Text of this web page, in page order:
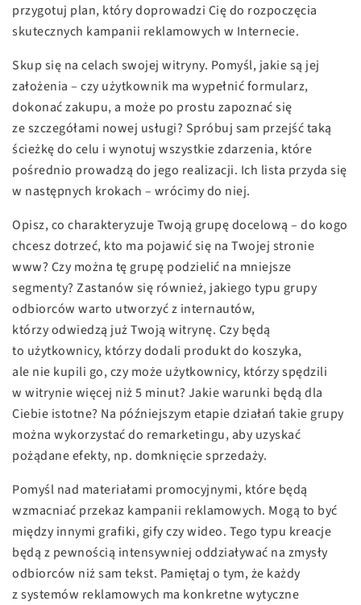
przygotuj plan, który doprowadzi Cię do rozpoczęcia
skutecznych kampanii reklamowych w Internecie.
Skup się na celach swojej witryny. Pomyśl, jakie są jej
założenia – czy użytkownik ma wypełnić formularz,
dokonać zakupu, a może po prostu zapoznać się
ze szczegółami nowej usługi? Spróbuj sam przejść taką
ścieżkę do celu i wynotuj wszystkie zdarzenia, które
pośrednio prowadzą do jego realizacji. Ich lista przyda się
w następnych krokach – wrócimy do niej.
Opisz, co charakteryzuje Twoją grupę docelową – do kogo
chcesz dotrzeć, kto ma pojawić się na Twojej stronie
www? Czy można tę grupę podzielić na mniejsze
segmenty? Zastanów się również, jakiego typu grupy
odbiorców warto utworzyć z internautów,
którzy odwiedzą już Twoją witrynę. Czy będą
to użytkownicy, którzy dodali produkt do koszyka,
ale nie kupili go, czy może użytkownicy, którzy spędzili
w witrynie więcej niż 5 minut? Jakie warunki będą dla
Ciebie istotne? Na późniejszym etapie działań takie grupy
można wykorzystać do remarketingu, aby uzyskać
pożądane efekty, np. domknięcie sprzedaży.
Pomyśl nad materiałami promocyjnymi, które będą
wzmacniać przekaz kampanii reklamowych. Mogą to być
między innymi grafiki, gify czy wideo. Tego typu kreacje
będą z pewnością intensywniej oddziaływać na zmysły
odbiorców niż sam tekst. Pamiętaj o tym, że każdy
z systemów reklamowych ma konkretne wytyczne